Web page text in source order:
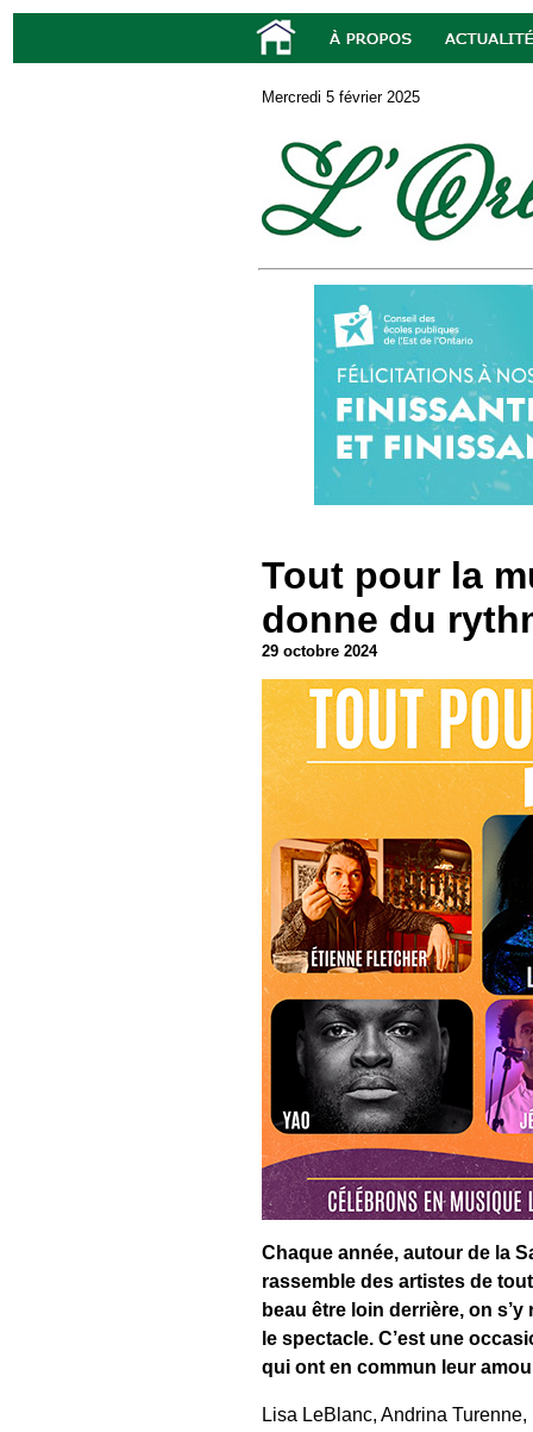
Mercredi 5 février 2025
Tout pour la
donne du
29 octobre 2024
Chaque année, autour de la
rassemble des artistes de
beau être loin derrière, on
le spectacle. C’est une
qui ont en commun leur
Lisa LeBlanc, Andrina